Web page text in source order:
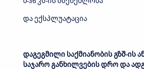
და ექსპლუატაცია
დაგეგმილი საქმიანობის გზშ-ის
საჯარო განხილვების დრო და